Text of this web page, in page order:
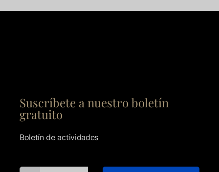
Suscríbete a nuestro boletín
gratuito
Boletín de actividades